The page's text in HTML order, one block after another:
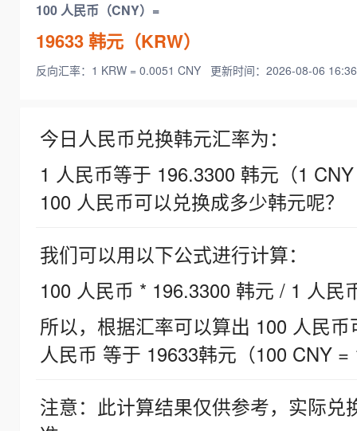
100 人民币（CNY）=
19633韩元（KRW）
反向汇率：1 KRW = 0.0051 CNY 更新时间：2026-08-06
今日人民币兑换韩元汇率为：
1 人民币等于 196.3300 韩元（1
100 人民币可以兑换成多少韩元呢？
我们可以用以下公式进行计算：
100 人民币 * 196.3300 韩元 / 1 人民
所以，根据汇率可以算出 100 人民
人民币 等于 19633韩元（100 CNY =
注意：此计算结果仅供参考，实际